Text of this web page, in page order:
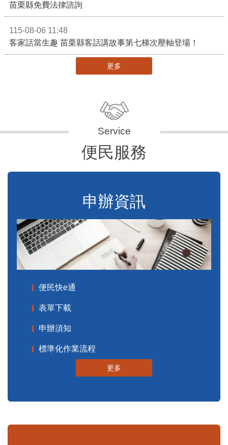
苗栗縣免費法律諮詢
115-08-06 11:48
客家話當生趣 苗栗縣客話講故事第七梯次壓軸登場！
更多
便民服務
申辦資訊
便民快e通
表單下載
申辦須知
標準化作業流程
更多